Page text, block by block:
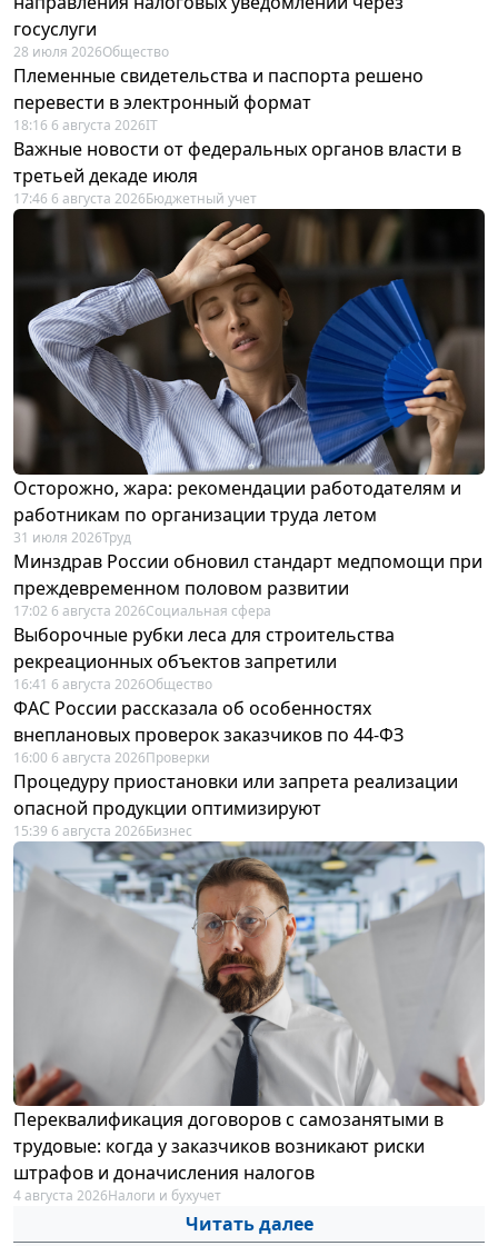
госуслуги
28 июля 2026Общество
Племенные свидетельства и паспорта решено
перевести в электронный формат
18:16 6 августа 2026IT
Важные новости от федеральных органов власти в
третьей декаде июля
17:46 6 августа 2026Бюджетный учет
Осторожно, жара: рекомендации работодателям и
работникам по организации труда летом
31 июля 2026Труд
Минздрав России обновил стандарт медпомощи при
преждевременном половом развитии
17:02 6 августа 2026Социальная сфера
Выборочные рубки леса для строительства
рекреационных объектов запретили
16:41 6 августа 2026Общество
ФАС России рассказала об особенностях
внеплановых проверок заказчиков по 44-ФЗ
16:00 6 августа 2026Проверки
Процедуру приостановки или запрета реализации
опасной продукции оптимизируют
15:39 6 августа 2026Бизнес
Переквалификация договоров с самозанятыми в
трудовые: когда у заказчиков возникают риски
штрафов и доначисления налогов
4 августа 2026Налоги и бухучет
Читать далее